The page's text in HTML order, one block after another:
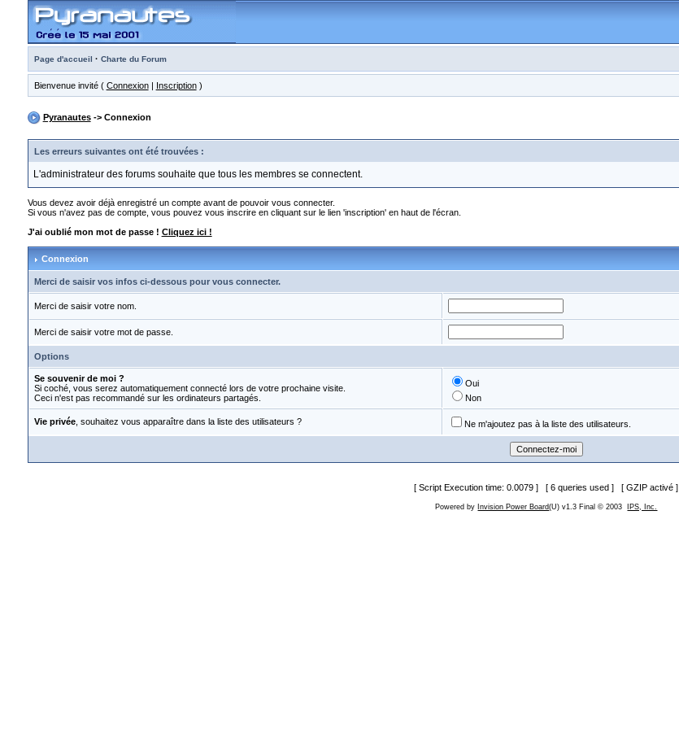
Page d'accueil · Charte du Forum
Bienvenue invité ( Connexion| Inscription)
Pyranautes-> Connexion
Les erreurs suivantes ont été trouvées :
L'administrateur des forums souhaite que tous les membres se connectent.
Vous devez avoir déjà enregistré un compte avant de pouvoir vous connecter.
Si vous n'avez pas de compte, vous pouvez vous inscrire en cliquant sur le lien 'inscription' en haut de l'écran.
J'ai oublié mon mot de passe ! Cliquez ici !
Connexion
Merci de saisir vos infos ci-dessous pour vous connecter.
Merci de saisir votre nom.
Merci de saisir votre mot de passe.
Options
Se souvenir de moi ?
Si coché, vous serez automatiquement connecté lors de votre prochaine visite.
Ceci n'est pas recommandé sur les ordinateurs partagés.
Oui
Non
Vie privée, souhaitez vous apparaître dans la liste des utilisateurs ? Ne m'ajoutez pas à la liste des utilisateurs.
[ Script Execution time: 0.0079 ] [ 6 queries used ] [ GZIP activé ]
Powered by Invision Power Board(U) v1.3 Final © 2003 IPS, Inc.